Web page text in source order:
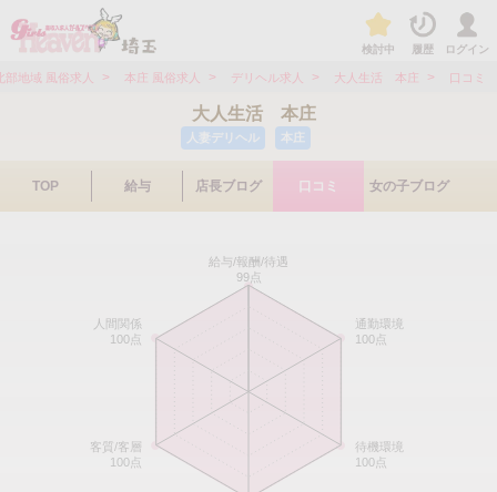
検討中 履歴 ログイン
部地域 風俗求人 > 本庄 風俗求人 > デリヘル求人 > 大人生活 本庄 > 口コミ
大人生活 本庄
人妻デリヘル 本庄
TOP 給与 店長ブログ 口コミ 女の子ブログ
給与/報酬/待遇
99点
通勤環境
100点
待機環境
100点
客質/客層
100点
人間関係
100点